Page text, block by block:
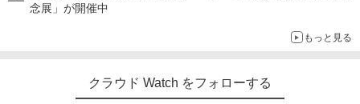
念展」が開催中
もっと見る
クラウド Watch をフォローする